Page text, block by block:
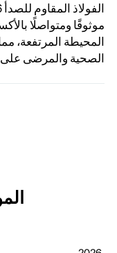
موثوقًا ومتواصلًا
المحيطة المرتفعة،
الصحية والمرضى